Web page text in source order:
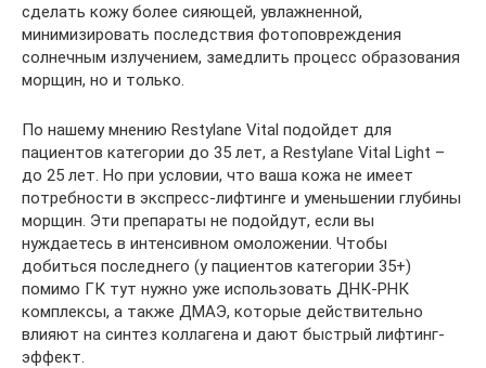
сделать кожу более сияющей, увлажненной,
минимизировать последствия фотоповреждения
солнечным излучением, замедлить процесс образования
морщин, но и только.
По нашему мнению Restylane Vital подойдет для
пациентов категории до 35 лет, а Restylane Vital Light –
до 25 лет. Но при условии, что ваша кожа не имеет
потребности в экспресс-лифтинге и уменьшении глубины
морщин. Эти препараты не подойдут, если вы
нуждаетесь в интенсивном омоложении. Чтобы
добиться последнего (у пациентов категории 35+)
помимо ГК тут нужно уже использовать ДНК-РНК
комплексы, а также ДМАЭ, которые действительно
влияют на синтез коллагена и дают быстрый лифтинг-
эффект.